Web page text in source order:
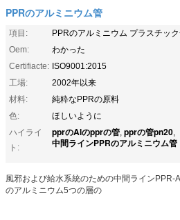
PPRのアルミニウム管
項目:
PPRのアルミニウム プラスチッ
Oem:
わかった
Certifiacte: ISO9001:2015
工場:
2002年以来
材料:
純粋なPPRの原料
色:
ほしいように
ハイライ
ト:
pprのAlのpprの管, pprの管pn20,
中間ラインPPRのアルミニウム管
風邪および給水系統のための中間ラインPPR-
のアルミニウム5つの層の